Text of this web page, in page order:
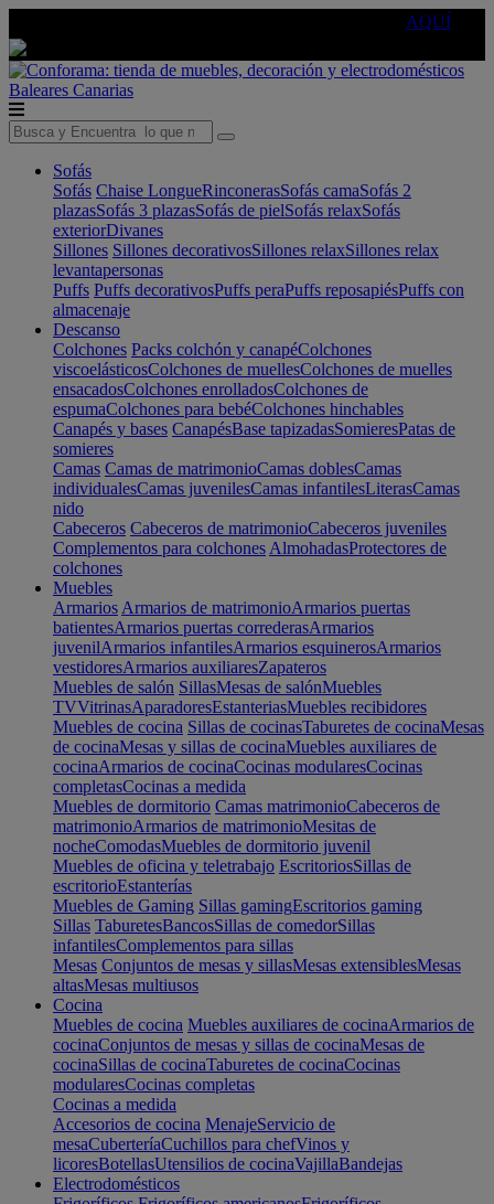
AQUÍ
Baleares Canarias
Sofás
Sofás Chaise LongueRinconerasSofás camaSofás 2
plazasSofás 3 plazasSofás de pielSofás relaxSofás
exteriorDivanes
Sillones Sillones decorativosSillones relaxSillones relax
levantapersonas
Puffs Puffs decorativosPuffs peraPuffs reposapiésPuffs con
almacenaje
Descanso
Colchones Packs colchón y canapéColchones
viscoelásticosColchones de muellesColchones de muelles
ensacadosColchones enrolladosColchones de
espumaColchones para bebéColchones hinchables
Canapés y bases CanapésBase tapizadasSomieresPatas de
somieres
Camas Camas de matrimonioCamas doblesCamas
individualesCamas juvenilesCamas infantilesLiterasCamas
nido
Cabeceros Cabeceros de matrimonioCabeceros juveniles
Complementos para colchones AlmohadasProtectores de
colchones
Muebles
Armarios Armarios de matrimonioArmarios puertas
batientesArmarios puertas correderasArmarios
juvenilArmarios infantilesArmarios esquinerosArmarios
vestidoresArmarios auxiliaresZapateros
Muebles de salón SillasMesas de salónMuebles
TVVitrinasAparadoresEstanteriasMuebles recibidores
Muebles de cocina Sillas de cocinasTaburetes de cocinaMesas
de cocinaMesas y sillas de cocinaMuebles auxiliares de
cocinaArmarios de cocinaCocinas modularesCocinas
completasCocinas a medida
Muebles de dormitorio Camas matrimonioCabeceros de
matrimonioArmarios de matrimonioMesitas de
nocheComodasMuebles de dormitorio juvenil
Muebles de oficina y teletrabajo EscritoriosSillas de
escritorioEstanterías
Muebles de Gaming Sillas gamingEscritorios gaming
Sillas TaburetesBancosSillas de comedorSillas
infantilesComplementos para sillas
Mesas Conjuntos de mesas y sillasMesas extensiblesMesas
altasMesas multiusos
Cocina
Muebles de cocina Muebles auxiliares de cocinaArmarios de
cocinaConjuntos de mesas y sillas de cocinaMesas de
cocinaSillas de cocinaTaburetes de cocinaCocinas
modularesCocinas completas
Cocinas a medida
Accesorios de cocina MenajeServicio de
mesaCuberteríaCuchillos para chefVinos y
licoresBotellasUtensilios de cocinaVajillaBandejas
Electrodomésticos